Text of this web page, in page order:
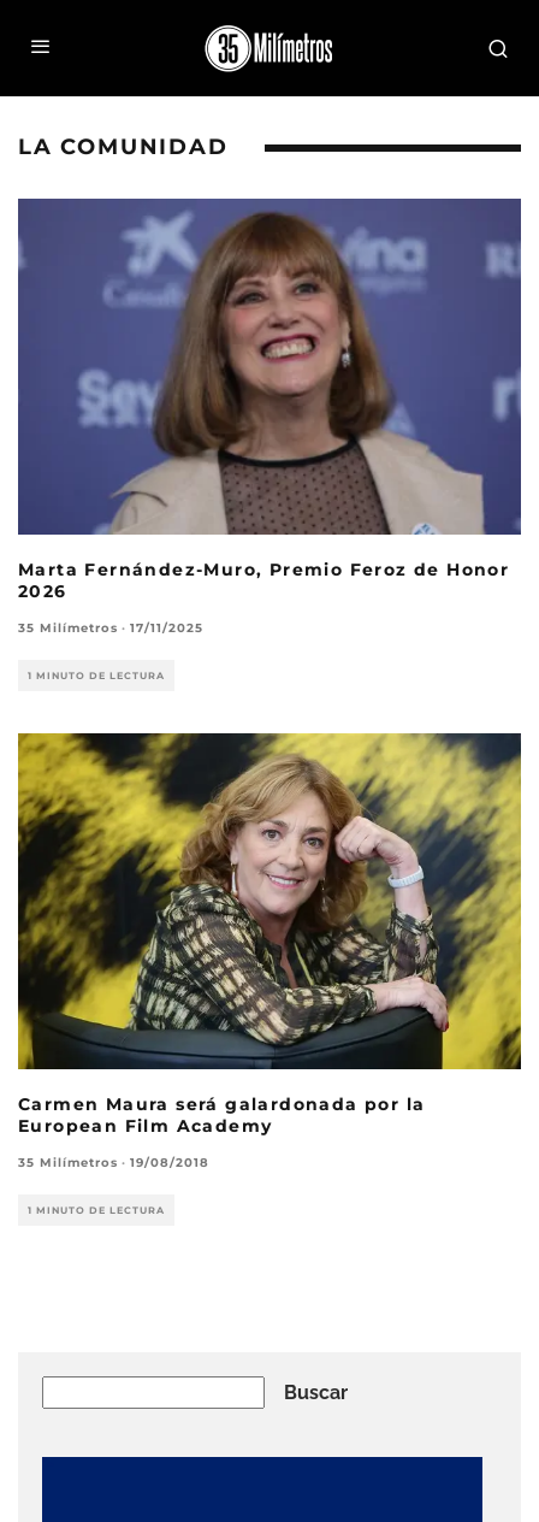
LA COMUNIDAD
Marta Fernández-Muro, Premio Feroz de Honor
2026
35 Milímetros · 17/11/2025
1 MINUTO DE LECTURA
Carmen Maura será galardonada por la
European Film Academy
35 Milímetros · 19/08/2018
1 MINUTO DE LECTURA
Buscar